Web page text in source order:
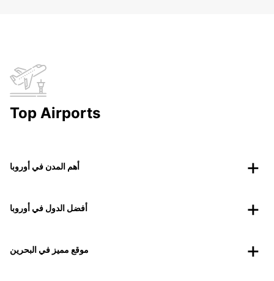
Top Airports
أهم المدن في أوروبا
أفضل الدول في أوروبا
موقع مميز في البحرين